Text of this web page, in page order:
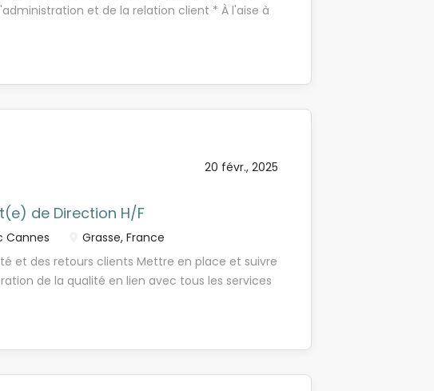
tout en préparant ton diplôme en
de Toulouse. Un format idéal pour
centre AFTRAL Tes missions Au coeur de
et de la relation client * À l'aise à
* À l'aise avec les outils bureautiques Pourquoi
professionnalisante dans un groupe
et un suivi tout au long de ton
une expérience pensées ensemble * Un
dans la poursuite de ton parcours professionnel.
20 févr., 2025
de Direction H/F
Cannes
Grasse, France
et des retours clients Mettre en place et suivre
de la qualité en lien avec tous les services
et standards de service liés à l’hôtellerie de luxe
Suivre d’autres missions guidées par votre